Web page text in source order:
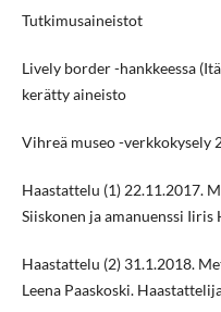
Tutkimusaineistot
Lively border -hankkeessa
kerätty aineisto
Vihreä museo -verkkokysely
Haastattelu (1) 22.11.2017.
Siiskonen ja amanuenssi
Haastattelu (2) 31.1.2018.
Leena Paaskoski.